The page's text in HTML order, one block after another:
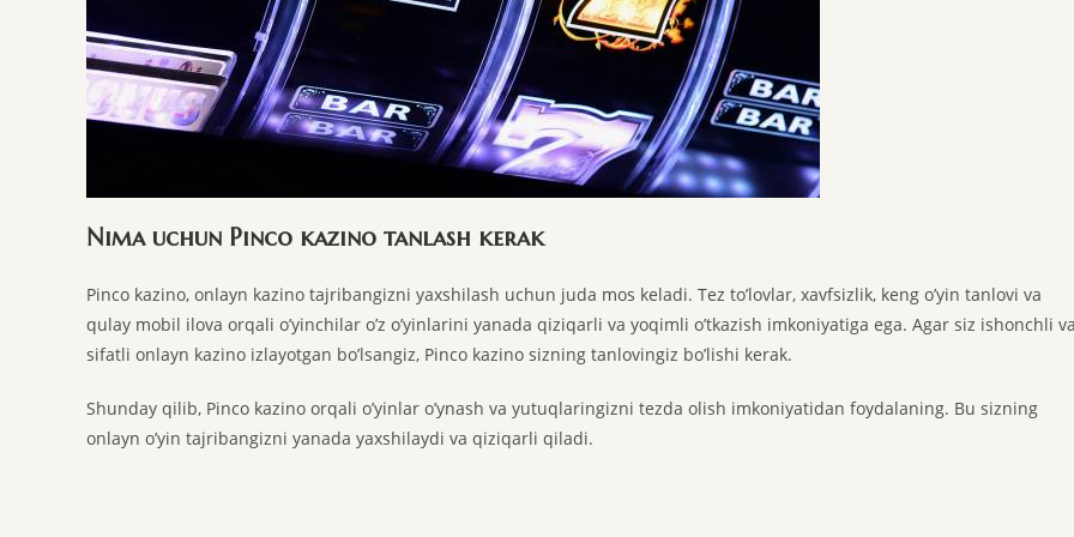
Nima uchun Pinco kazino tanlash kerak
Pinco kazino, onlayn kazino tajribangizni yaxshilash uchun juda mos keladi. Tez to’lovlar, xavfsizlik, keng o’yin tanlovi va
qulay mobil ilova orqali o’yinchilar o’z o’yinlarini yanada qiziqarli va yoqimli o’tkazish imkoniyatiga ega. Agar siz ishonchli
sifatli onlayn kazino izlayotgan bo’lsangiz, Pinco kazino sizning tanlovingiz bo’lishi kerak.
Shunday qilib, Pinco kazino orqali o’yinlar o’ynash va yutuqlaringizni tezda olish imkoniyatidan foydalaning. Bu sizning
onlayn o’yin tajribangizni yanada yaxshilaydi va qiziqarli qiladi.